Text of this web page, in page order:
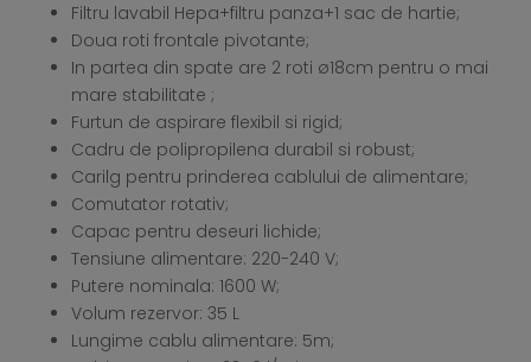
Filtru lavabil Hepa+filtru panza+1 sac de hartie;
Doua roti frontale pivotante;
In partea din spate are 2 roti ø18cm pentru o mai
mare stabilitate ;
Furtun de aspirare flexibil si rigid;
Cadru de polipropilena durabil si robust;
Carilg pentru prinderea cablului de alimentare;
Comutator rotativ;
Capac pentru deseuri lichide;
Tensiune alimentare: 220-240 V;
Putere nominala: 1600 W;
Volum rezervor: 35 L
Lungime cablu alimentare: 5m;